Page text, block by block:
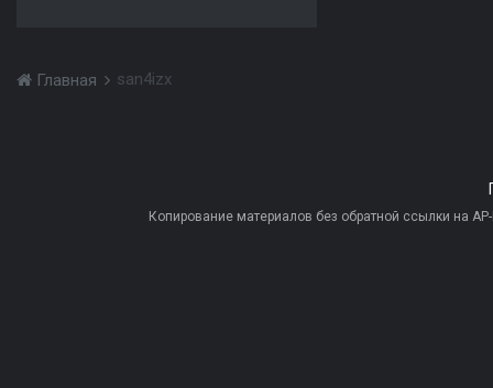
Главная san4izx
Копирование материалов без обратной ссылки на